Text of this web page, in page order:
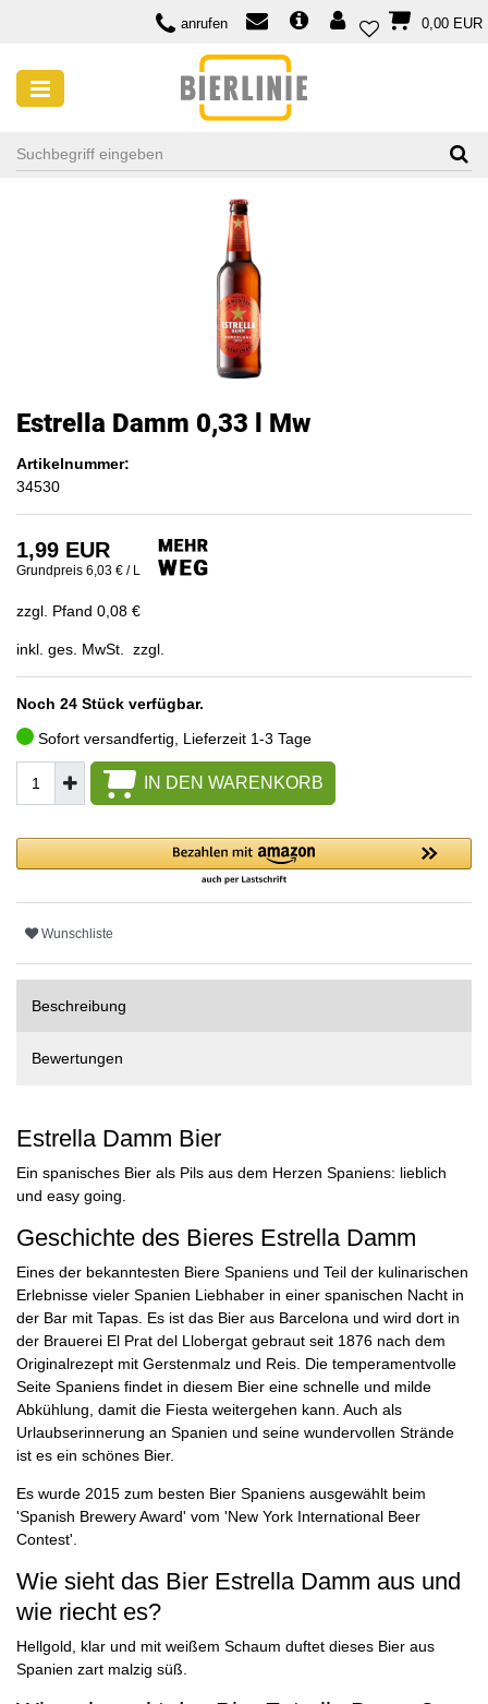
anrufen 0,00 EUR
Estrella Damm 0,33 l Mw
Artikelnummer:
34530
1,99 EUR
Grundpreis 6,03 € / L
zzgl. Pfand 0,08 €
inkl. ges. MwSt. zzgl.
Noch 24 Stück verfügbar.
Sofort versandfertig, Lieferzeit 1-3 Tage
IN DEN WARENKORB
Wunschliste
Beschreibung
Bewertungen
Estrella Damm Bier
Ein spanisches Bier als Pils aus dem Herzen Spaniens: lieblich
und easy going.
Geschichte des Bieres Estrella Damm
Eines der bekanntesten Biere Spaniens und Teil der kulinarischen
Erlebnisse vieler Spanien Liebhaber in einer spanischen Nacht in
der Bar mit Tapas. Es ist das Bier aus Barcelona und wird dort in
der Brauerei El Prat del Llobergat gebraut seit 1876 nach dem
Originalrezept mit Gerstenmalz und Reis. Die temperamentvolle
Seite Spaniens findet in diesem Bier eine schnelle und milde
Abkühlung, damit die Fiesta weitergehen kann. Auch als
Urlaubserinnerung an Spanien und seine wundervollen Strände
ist es ein schönes Bier.
Es wurde 2015 zum besten Bier Spaniens ausgewählt beim
'Spanish Brewery Award' vom 'New York International Beer
Contest'.
Wie sieht das Bier Estrella Damm aus und
wie riecht es?
Hellgold, klar und mit weißem Schaum duftet dieses Bier aus
Spanien zart malzig süß.